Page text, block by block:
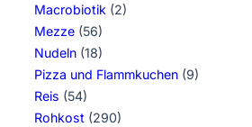
Macrobiotik (2)
Mezze (56)
Nudeln (18)
Pizza und Flammkuchen (9)
Reis (54)
Rohkost (290)